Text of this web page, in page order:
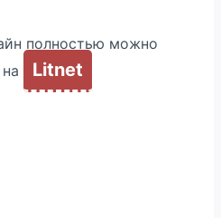
полностью можно
Litnet